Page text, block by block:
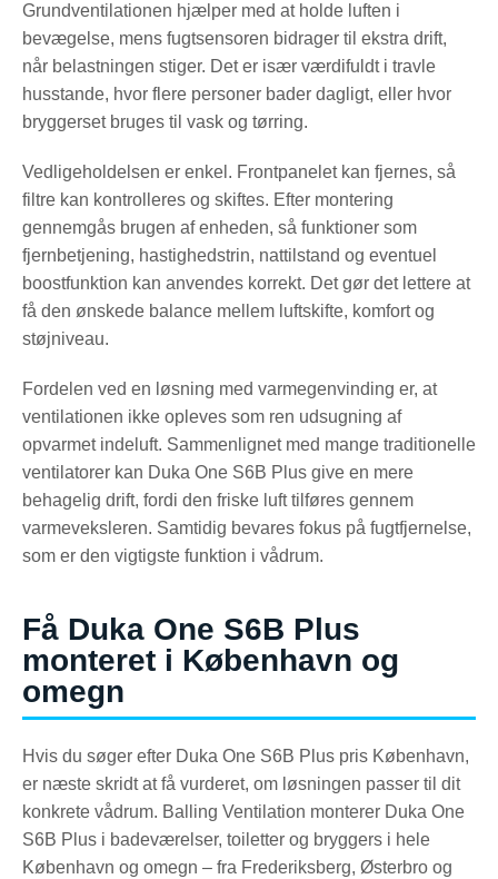
Grundventilationen hjælper med at holde luften i
bevægelse, mens fugtsensoren bidrager til ekstra drift,
når belastningen stiger. Det er især værdifuldt i travle
husstande, hvor flere personer bader dagligt, eller hvor
bryggerset bruges til vask og tørring.
Vedligeholdelsen er enkel. Frontpanelet kan fjernes, så
filtre kan kontrolleres og skiftes. Efter montering
gennemgås brugen af enheden, så funktioner som
fjernbetjening, hastighedstrin, nattilstand og eventuel
boostfunktion kan anvendes korrekt. Det gør det lettere at
få den ønskede balance mellem luftskifte, komfort og
støjniveau.
Fordelen ved en løsning med varmegenvinding er, at
ventilationen ikke opleves som ren udsugning af
opvarmet indeluft. Sammenlignet med mange traditionelle
ventilatorer kan Duka One S6B Plus give en mere
behagelig drift, fordi den friske luft tilføres gennem
varmeveksleren. Samtidig bevares fokus på fugtfjernelse,
som er den vigtigste funktion i vådrum.
Få Duka One S6B Plus
monteret i København og
omegn
Hvis du søger efter Duka One S6B Plus pris København,
er næste skridt at få vurderet, om løsningen passer til dit
konkrete vådrum. Balling Ventilation monterer Duka One
S6B Plus i badeværelser, toiletter og bryggers i hele
København og omegn – fra Frederiksberg, Østerbro og